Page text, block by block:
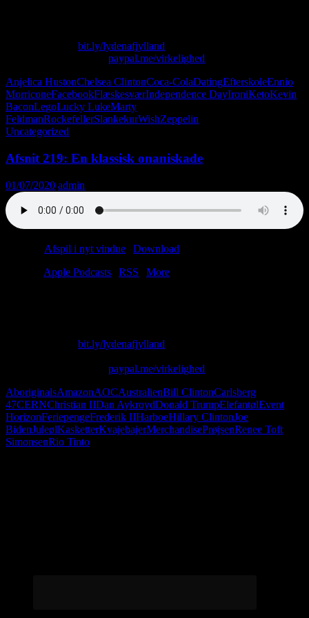
bit.ly/lydenafjylland
paypal.me/virkelighed
Anjelica HustonChelsea ClintonCoca-ColaDatingEfterskoleEnnio
MorriconeFacebookFlæskesværIndependence DayIroniKetoKevin
BaconLegoLucky LukeMarty
FeldmanRockefellerSlankekurWishZeppelin
Uncategorized
Afsnit 219: En klassisk onaniskade
01/07/2020 admin
Afspil i nyt vindue Download
Apple Podcasts RSS
More
bit.ly/lydenafjylland
paypal.me/virkelighed
AboriginalsAmazonAOCAustralienBill ClintonCarlsberg
47CERNChristian IIDan AykroydDonald TrumpElefantølEvent
HorizonFeriepengeFrederik IIHarboeHillary ClintonJoe
BidenJuleølKasketterKvajebajerMerchandisePrøjsenRenee Toft
SimonsenRio Tinto